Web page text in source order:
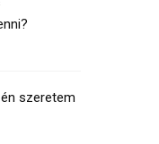
szeretem